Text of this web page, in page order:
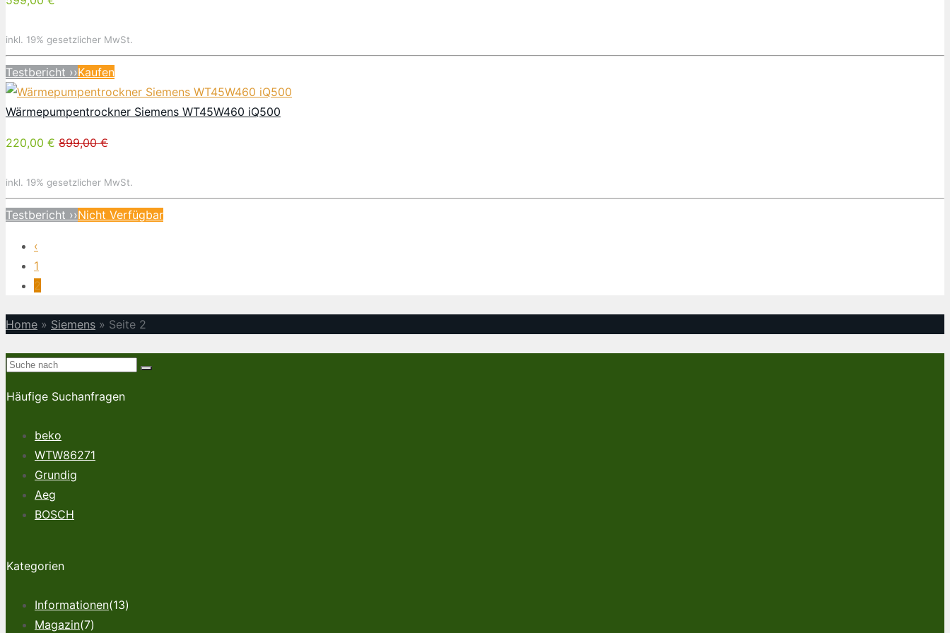
inkl. 19% gesetzlicher MwSt.
Testbericht ››Kaufen
Wärmepumpentrockner Siemens WT45W460 iQ500
220,00 € 899,00 €
inkl. 19% gesetzlicher MwSt.
Testbericht ››Nicht Verfügbar
‹
1
2
Home » Siemens » Seite 2
Häufige Suchanfragen
beko
WTW86271
Grundig
Aeg
BOSCH
Kategorien
Informationen(13)
Magazin(7)